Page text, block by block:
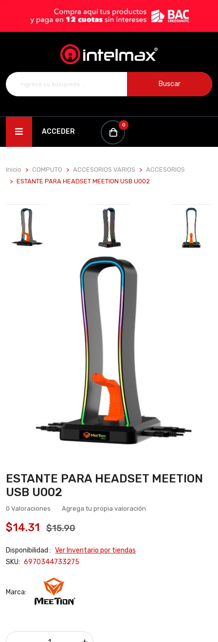
Buscar
ACCEDER
0
Inicio COMPUTO ACCESORIOS VARIOS
ACCESORIOS
ESTANTE PARA HEADSET MEETION USB U002
ESTANTE PARA HEADSET MEETION
USB U002
0 Valoraciones Agrega tu propia valoración
$14.31 $15.90
Disponibilidad : Ver Inventario por tiendas
SKU: 6970344733275
Marca: